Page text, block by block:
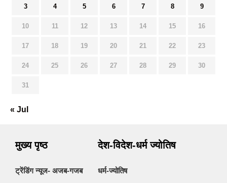
3 4 5 6 7 8 9
10 11 12 13 14 15 16
17 18 19 20 21 22 23
24 25 26 27 28 29 30
31
« Jul
मुख्य पृष्ठ
ट्रेंडिंग न्यूज- अजब-गजब
देश-विदेश-धर्म ज्योतिष
धर्म-ज्योतिष